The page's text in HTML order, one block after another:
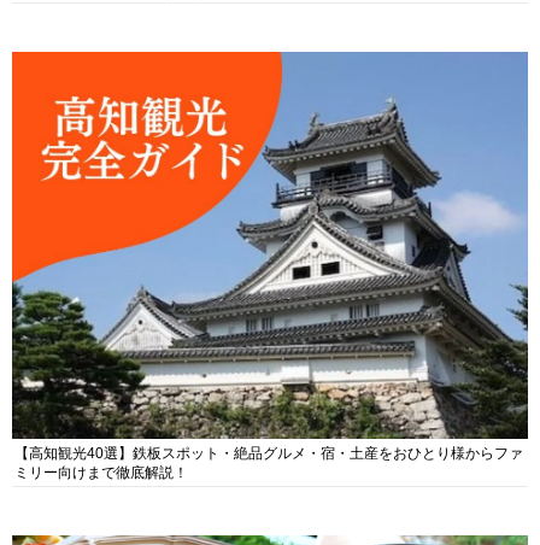
【高知観光40選】鉄板スポット・絶品グルメ・宿・土産をおひとり様からファ
ミリー向けまで徹底解説！